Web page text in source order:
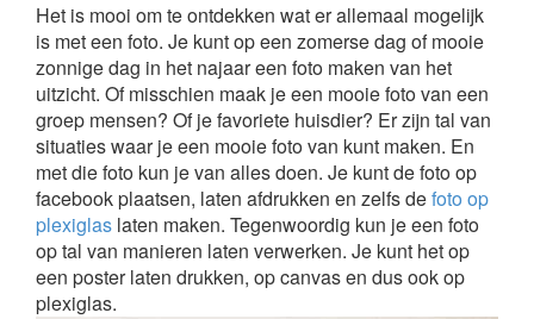
Het is mooi om te ontdekken wat er allemaal mogelijk
is met een foto. Je kunt op een zomerse dag of mooie
zonnige dag in het najaar een foto maken van het
uitzicht. Of misschien maak je een mooie foto van een
groep mensen? Of je favoriete huisdier? Er zijn tal van
situaties waar je een mooie foto van kunt maken. En
met die foto kun je van alles doen. Je kunt de foto op
facebook plaatsen, laten afdrukken en zelfs defoto op
plexiglas laten maken. Tegenwoordig kun je een foto
op tal van manieren laten verwerken. Je kunt het op
een poster laten drukken, op canvas en dus ook op
plexiglas.